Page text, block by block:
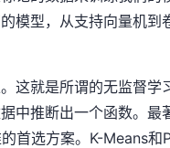
模型，从支持向量机
就是所谓的无监督学
中推断出一个函数。
首选方案。K-Means